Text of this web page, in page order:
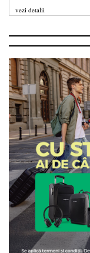
vezi detalii